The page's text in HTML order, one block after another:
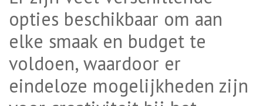
opties beschikbaar om aan
elke smaak en budget te
voldoen, waardoor er
eindeloze mogelijkheden zijn